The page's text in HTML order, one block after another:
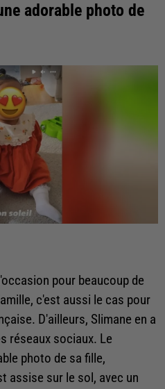
adorable photo de
pour beaucoup de
c'est aussi le cas pour
D'ailleurs, Slimane en a
réseaux sociaux. Le
photo de sa fille,
assise sur le sol, avec un